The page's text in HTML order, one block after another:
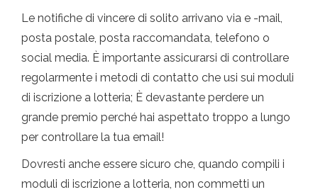
Le notifiche di vincere di solito arrivano via e -mail,
posta postale, posta raccomandata, telefono o
social media. È importante assicurarsi di controllare
regolarmente i metodi di contatto che usi sui moduli
di iscrizione a lotteria; È devastante perdere un
grande premio perché hai aspettato troppo a lungo
per controllare la tua email!
Dovresti anche essere sicuro che, quando compili i
moduli di iscrizione a lotteria, non commetti un